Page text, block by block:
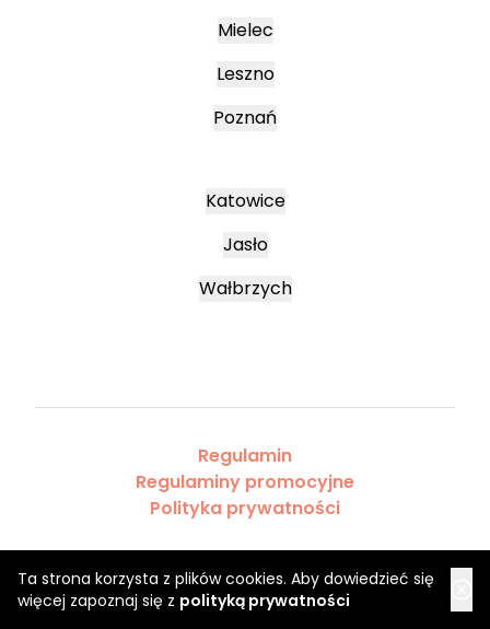
Ta strona korzysta z plików cookies. Aby dowiedzieć się
więcej zapoznaj się z polityką prywatności
Mielec
Leszno
Poznań
Katowice
Jasło
Wałbrzych
Regulamin
Regulaminy promocyjne
Polityka prywatności